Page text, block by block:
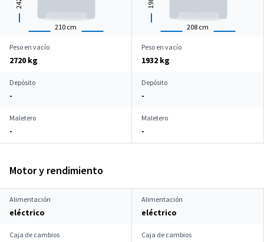
210 cm
242
208 cm
198
Peso en vacío
2720 kg
Peso en vacío
1932 kg
Depósito
-
Depósito
-
Maletero
-
Maletero
-
Motor y rendimiento
Alimentación
eléctrico
Alimentación
eléctrico
Caja de cambios Caja de cambios